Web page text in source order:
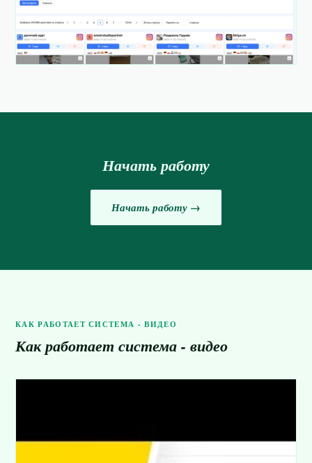
Начать работу
Начать работу →
КАК РАБОТАЕТ СИСТЕМА - ВИДЕО
Как работает система - видео